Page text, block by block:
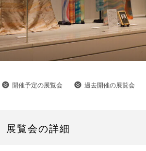
開催予定の展覧会 過去開催の展覧会
展覧会の詳細